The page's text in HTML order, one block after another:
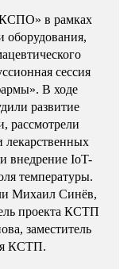
в рамках
оборудования,
сессия
В ходе
развитие
рассмотрели
лекарственных
внедрение IoT-
температуры.
Михаил Синёв,
проекта КСТП
заместитель
КСТП.